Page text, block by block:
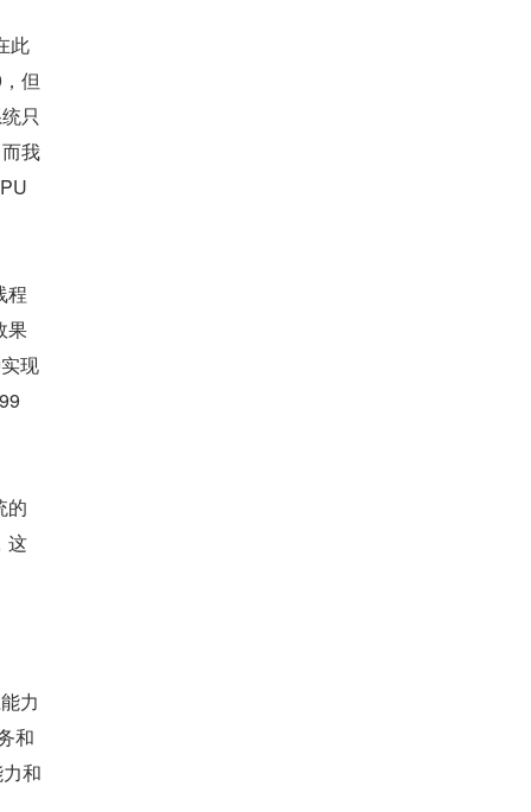
此
但
只
我
程
果
现
的
这
力
和
和